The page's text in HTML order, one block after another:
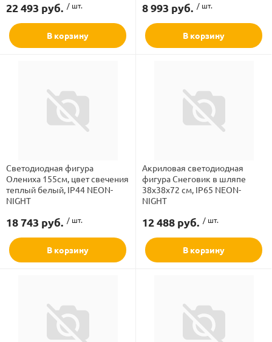
22 493 руб. / шт.
В корзину
8 993 руб. / шт.
В корзину
Светодиодная фигура
Олениха 155см, цвет свечения
теплый белый, IP44 NEON-
NIGHT
18 743 руб. / шт.
В корзину
Акриловая светодиодная
фигура Снеговик в шляпе
38х38х72 см, IP65 NEON-
NIGHT
12 488 руб. / шт.
В корзину